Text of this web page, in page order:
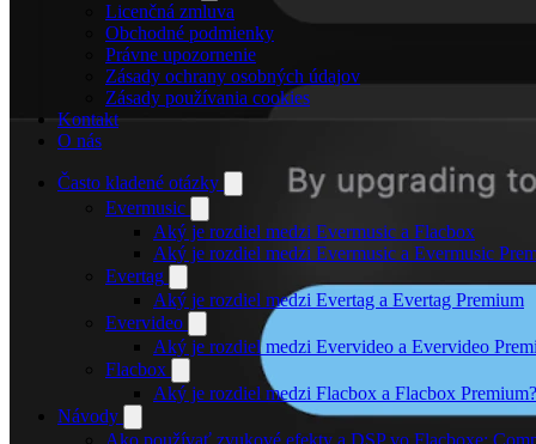
Licenčná zmluva
Obchodné podmienky
Právne upozornenie
Zásady ochrany osobných údajov
Zásady používania cookies
Kontakt
O nás
Často kladené otázky
Evermusic
Aký je rozdiel medzi Evermusic a Flacbox
Aký je rozdiel medzi Evermusic a Evermusic
Evertag
Aký je rozdiel medzi Evertag a Evertag Premium
Evervideo
Aký je rozdiel medzi Evervideo a Evervideo
Flacbox
Aký je rozdiel medzi Flacbox a Flacbox Premium?
Návody
Ako používať zvukové efekty a DSP vo Flacboxe: